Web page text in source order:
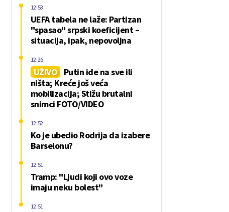
UEFA tabela ne laže: Partizan
"spasao" srpski koeficijent –
situacija, ipak, nepovoljna
12:53
UŽIVO
Putin ide na sve ili
ništa; Kreće još veća
mobilizacija; Stižu brutalni
snimci FOTO/VIDEO
12:26
Ko je ubedio Rodrija da izabere
Barselonu?
12:52
Tramp: "Ljudi koji ovo voze
imaju neku bolest"
12:51
12:51